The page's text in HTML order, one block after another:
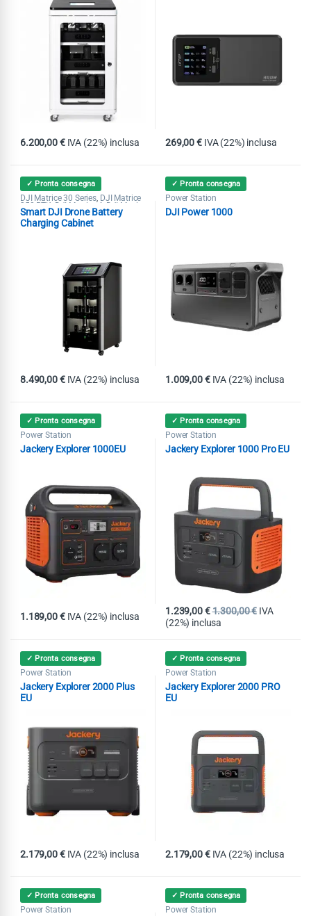
6.200,00€ IVA (22%) inclusa 269,00€ IVA (22%) inclusa
✓ Pronta consegna
DJI Matrice 30 Series, DJI Matrice
350 RTK, DJI Matrice 4 DJI Mavic
3 Enterprise ,DJI Mavic 3
Multispectral,Power Station
Pubblica Sicurezza,Ricerca &
Smart DJI Drone Battery
Charging Cabinet
8.490,00€ IVA (22%) inclusa
✓ Pronta consegna
Power Station
DJI Power 1000
1.009,00€ IVA (22%) inclusa
✓ Pronta consegna
Power Station
Jackery Explorer 1000EU
1.189,00€ IVA (22%) inclusa
✓ Pronta consegna
Power Station
Jackery Explorer 1000 Pro EU
1.239,00€1.300,00€ IVA
(22%) inclusa
✓ Pronta consegna
Power Station
Jackery Explorer 2000 Plus
EU
2.179,00€ IVA (22%) inclusa
✓ Pronta consegna
Power Station
Jackery Explorer 2000 PRO
EU
2.179,00€ IVA (22%) inclusa
✓ Pronta consegna
Power Station
✓ Pronta consegna
Power Station